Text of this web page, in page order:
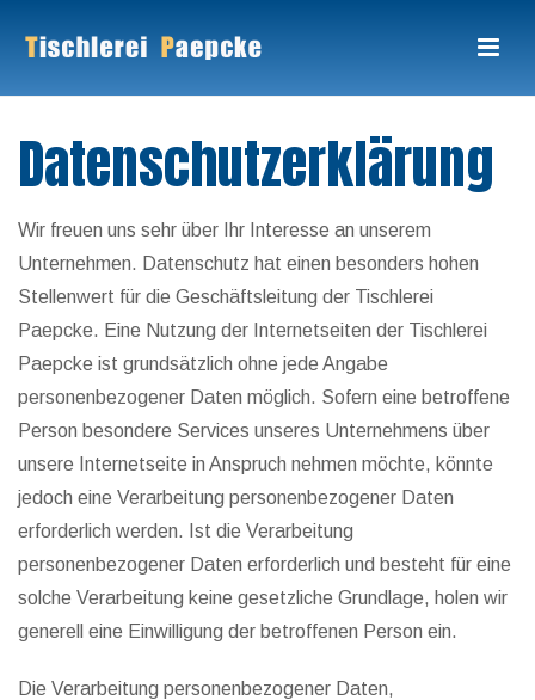
Datenschutzerklärung
Wir freuen uns sehr über Ihr Interesse an unserem
Unternehmen. Datenschutz hat einen besonders hohen
Stellenwert für die Geschäftsleitung der Tischlerei
Paepcke. Eine Nutzung der Internetseiten der Tischlerei
Paepcke ist grundsätzlich ohne jede Angabe
personenbezogener Daten möglich. Sofern eine betroffene
Person besondere Services unseres Unternehmens über
unsere Internetseite in Anspruch nehmen möchte, könnte
jedoch eine Verarbeitung personenbezogener Daten
erforderlich werden. Ist die Verarbeitung
personenbezogener Daten erforderlich und besteht für eine
solche Verarbeitung keine gesetzliche Grundlage, holen wir
generell eine Einwilligung der betroffenen Person ein.
Die Verarbeitung personenbezogener Daten,